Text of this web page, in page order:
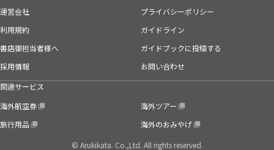
運営会社
プライバシーポリシー
利用規約
ガイドライン
書店御担当者様へ
ガイドブックに投稿する
採用情報
お問い合わせ
関連サービス
海外航空券
海外ツアー
旅行用品
海外のおみやげ
© Arukikata. Co.,Ltd. All rights reserved.